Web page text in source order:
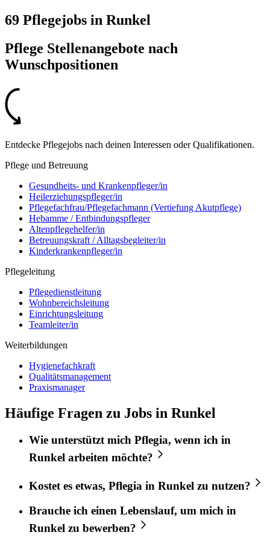
69 Pflegejobs in Runkel
Pflege Stellenangebote nach
Wunschpositionen
Entdecke Pflegejobs nach deinen Interessen oder Qualifikationen.
Pflege und Betreuung
Gesundheits- und Krankenpfleger/in
Heilerziehungspfleger/in
Pflegefachfrau/Pflegefachmann (Vertiefung Akutpflege)
Hebamme / Entbindungspfleger
Altenpflegehelfer/in
Betreuungskraft / Alltagsbegleiter/in
Kinderkrankenpfleger/in
Pflegeleitung
Pflegedienstleitung
Wohnbereichsleitung
Einrichtungsleitung
Teamleiter/in
Weiterbildungen
Hygienefachkraft
Qualitätsmanagement
Praxismanager
Häufige Fragen zu Jobs in Runkel
Wie unterstützt mich Pflegia, wenn ich in
Runkel arbeiten möchte?
Kostet es etwas, Pflegia in Runkel zu nutzen?
Brauche ich einen Lebenslauf, um mich in
Runkel zu bewerben?